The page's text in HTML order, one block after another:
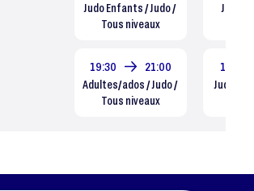
Judo Enfants / Judo /
Tous niveaux
19:30
21:00
Adultes/ados / Judo /
Tous niveaux
Judo
18:15
Judo